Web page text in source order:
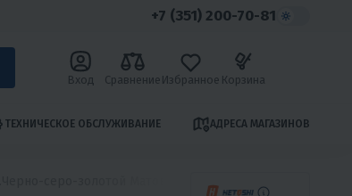
+7 (351) 200-70-81
Вход Сравнение Избранное Корзина
ТЕХНИЧЕСКОЕ ОБСЛУЖИВАНИЕ АДРЕСА МАГАЗИНОВ